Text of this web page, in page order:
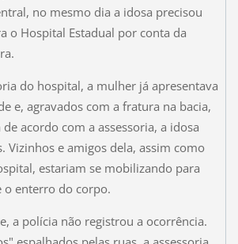
no mesmo dia a idosa precisou
o Hospital Estadual por conta da
do hospital, a mulher já apresentava
e, agravados com a fratura na bacia,
acordo com a assessoria, a idosa
Vizinhos e amigos dela, assim como
estariam se mobilizando para
o enterro do corpo.
a polícia não registrou a ocorrência.